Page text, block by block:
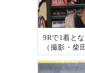
9Rで1着と
（撮影・柴